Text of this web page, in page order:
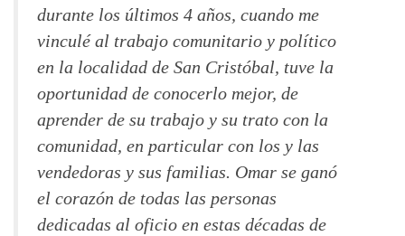
durante los últimos 4 años, cuando me
vinculé al trabajo comunitario y político
en la localidad de San Cristóbal, tuve la
oportunidad de conocerlo mejor, de
aprender de su trabajo y su trato con la
comunidad, en particular con los y las
vendedoras y sus familias. Omar se ganó
el corazón de todas las personas
dedicadas al oficio en estas décadas de